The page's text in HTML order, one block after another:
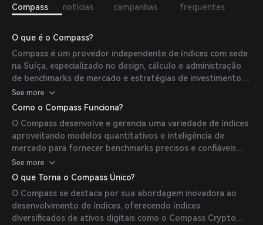
Compass
notícias
campanhas
frequentes
O que é o Compass?
Compass é um provedor independente de índices com sede
na Suíça, especializado no design, cálculo e administração
de benchmarks de mercado e estratégias de investimento
quantitativas em várias classes de ativos, incluindo ativos
digitais.
See more
Como o Compass Funciona?
O Compass desenvolve e gerencia uma variedade de índices
aproveitando modelos quantitativos e inteligência de
mercado para fornecer benchmarks precisos e confiáveis
para clientes institucionais.
See more
O que Torna o Compass Único?
O Compass se destaca por sua abordagem inovadora ao
desenvolvimento de índices, oferecendo índices
diversificados de ativos digitais como o Compass Crypto